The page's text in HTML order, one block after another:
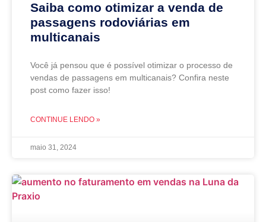
Saiba como otimizar a venda de
passagens rodoviárias em
multicanais
Você já pensou que é possível otimizar o processo de
vendas de passagens em multicanais? Confira neste
post como fazer isso!
CONTINUE LENDO »
maio 31, 2024